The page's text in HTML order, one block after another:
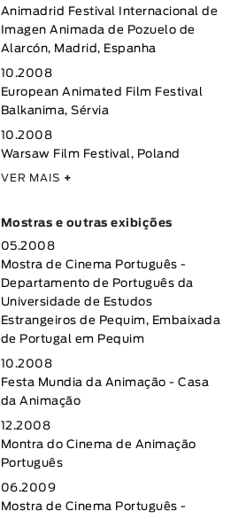
Animadrid Festival Internacional de
Imagen Animada de Pozuelo de
Alarcón, Madrid, Espanha
10.2008
European Animated Film Festival
Balkanima, Sérvia
10.2008
Warsaw Film Festival, Poland
VER MAIS +
Mostras e outras exibições
05.2008
Mostra de Cinema Português -
Departamento de Português da
Universidade de Estudos
Estrangeiros de Pequim, Embaixada
de Portugal em Pequim
10.2008
Festa Mundia da Animação - Casa
da Animação
12.2008
Montra do Cinema de Animação
Português
06.2009
Mostra de Cinema Português -